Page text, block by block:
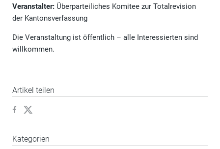
Veranstalter: Überparteiliches Komitee zur Totalrevision
der Kantonsverfassung
Die Veranstaltung ist öffentlich – alle Interessierten sind
willkommen.
Artikel teilen
Kategorien